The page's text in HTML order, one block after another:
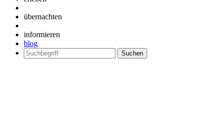
übernachten
informieren
blog
Suchen
nach: